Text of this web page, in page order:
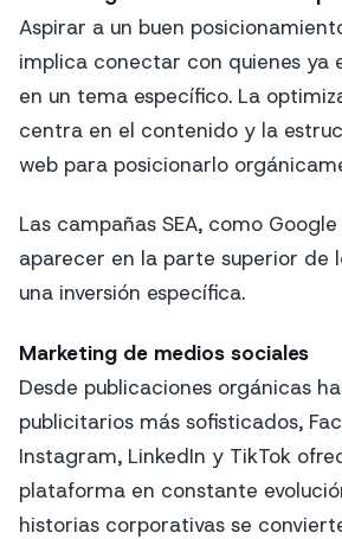
Aspirar a un buen
implica conectar con quienes ya
en un tema específico. La
centra en el contenido y la
web para posicionarlo
Las campañas SEA, como
aparecer en la parte superior de
una inversión específica.
Marketing de medios sociales
Desde publicaciones orgánicas
publicitarios más sofisticados,
Instagram, LinkedIn y TikTok
plataforma en constante
historias corporativas se